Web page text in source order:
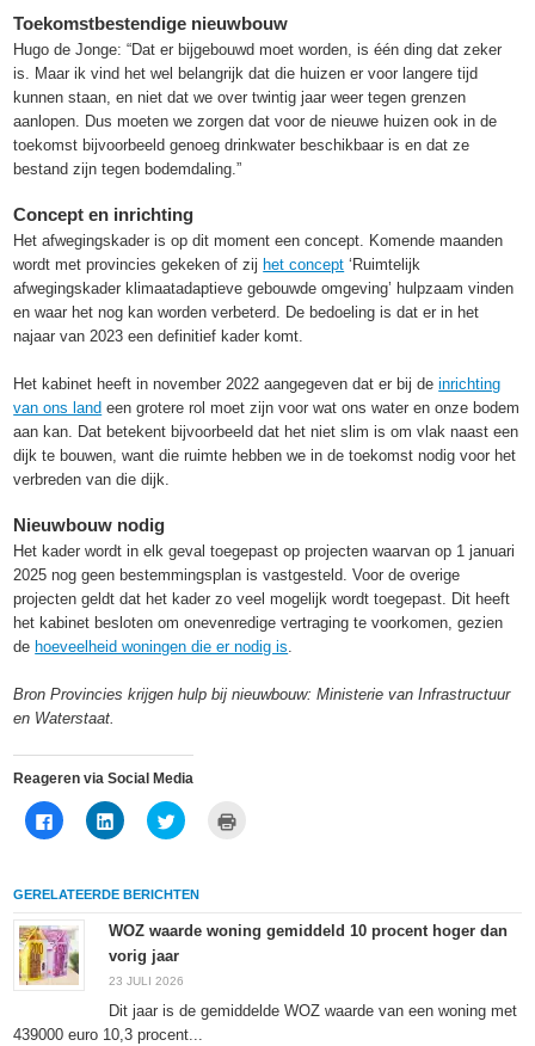
Toekomstbestendige nieuwbouw
Hugo de Jonge: “Dat er bijgebouwd moet worden, is één ding dat zeker
is. Maar ik vind het wel belangrijk dat die huizen er voor langere tijd
kunnen staan, en niet dat we over twintig jaar weer tegen grenzen
aanlopen. Dus moeten we zorgen dat voor de nieuwe huizen ook in de
toekomst bijvoorbeeld genoeg drinkwater beschikbaar is en dat ze
bestand zijn tegen bodemdaling.”
Concept en inrichting
Het afwegingskader is op dit moment een concept. Komende maanden
wordt met provincies gekeken of zij het concept ‘Ruimtelijk
afwegingskader klimaatadaptieve gebouwde omgeving’ hulpzaam vinden
en waar het nog kan worden verbeterd. De bedoeling is dat er in het
najaar van 2023 een definitief kader komt.
Het kabinet heeft in november 2022 aangegeven dat er bij deinrichting
van ons land een grotere rol moet zijn voor wat ons water en onze bodem
aan kan. Dat betekent bijvoorbeeld dat het niet slim is om vlak naast een
dijk te bouwen, want die ruimte hebben we in de toekomst nodig voor het
verbreden van die dijk.
Nieuwbouw nodig
Het kader wordt in elk geval toegepast op projecten waarvan op 1 januari
2025 nog geen bestemmingsplan is vastgesteld. Voor de overige
projecten geldt dat het kader zo veel mogelijk wordt toegepast. Dit heeft
het kabinet besloten om onevenredige vertraging te voorkomen, gezien
de hoeveelheid woningen die er nodig is.
Bron Provincies krijgen hulp bij nieuwbouw: Ministerie van Infrastructuur
en Waterstaat.
Reageren via Social Media
Klik
om
Facebook
(Wordt
een
nieuw
venster
geopend)
Klik
om
delen
(Wordt
een
nieuw
venster
geopend)
Klik
om
Twitter
(Wordt
een
venster
geopend)
nieuw
venster
GERELATEERDE BERICHTEN
WOZ waarde woning gemiddeld 10 procent hoger dan
vorig jaar
23 JULI 2026
Dit jaar is de gemiddelde WOZ waarde van een woning met
439000 euro 10,3 procent...